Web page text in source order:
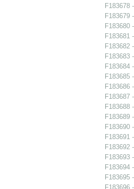
F183678
F183679
F183680
F183681
F183682
F183683
F183684
F183685
F183686
F183687
F183688
F183689
F183690
F183691
F183692
F183693
F183694
F183695
F183696